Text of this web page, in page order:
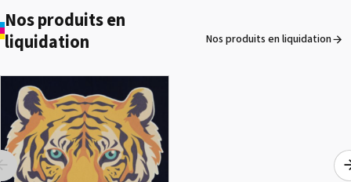
40cm x 50cm
ROLAND DG VersaArt RE-640 /
OCCASION
Voir le détail
Nos produits en
liquidation
Nos produits en liquidation